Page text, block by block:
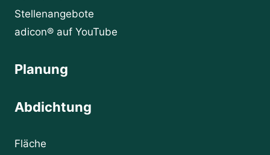
Stellenangebote
adicon® auf YouTube
Planung
Abdichtung
Fläche